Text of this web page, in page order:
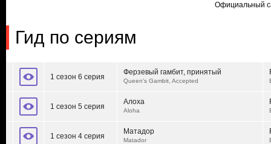
Официальный
Гид по сериям
1 сезон 6 серия
Ферзевый гамбит, принятый
Queen's Gambit, Accepted
1 сезон 5 серия
Алоха
Aloha
1 сезон 4 серия
Матадор
Matador